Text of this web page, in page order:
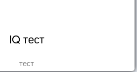
IQ тест
тест